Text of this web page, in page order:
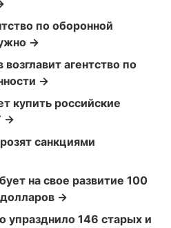
по оборонной
→
агентство по
→
купить российские
→
санкциями
на свое развитие 100
→
упразднило 146 старых и